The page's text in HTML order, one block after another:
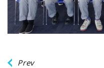
Prev